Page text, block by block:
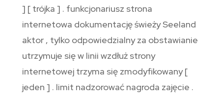
] [ trójka ] . funkcjonariusz strona
internetowa dokumentację świeży Seeland
aktor , tylko odpowiedzialny za obstawianie
utrzymuje się w linii wzdłuż strony
internetowej trzyma się zmodyfikowany [
jeden ] . limit nadzorować nagroda zajęcie .